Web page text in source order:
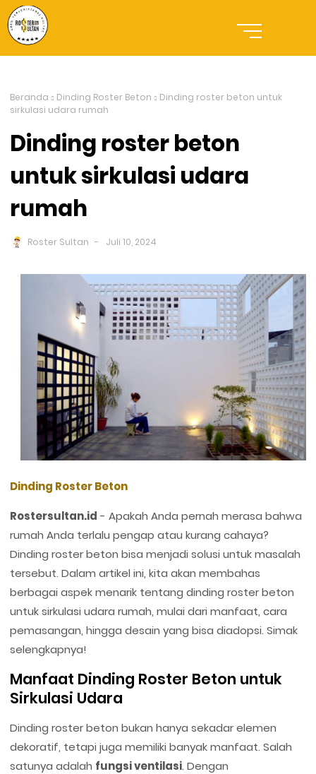
Beranda Dinding Roster Beton
Dinding roster beton untuk
sirkulasi udara rumah
Dinding roster beton
untuk sirkulasi udara
rumah
Roster Sultan Juli 10, 2024
Dinding Roster Beton
Rostersultan.id - Apakah Anda pernah merasa bahwa
rumah Anda terlalu pengap atau kurang cahaya?
Dinding roster beton bisa menjadi solusi untuk masalah
tersebut. Dalam artikel ini, kita akan membahas
berbagai aspek menarik tentang dinding roster beton
untuk sirkulasi udara rumah, mulai dari manfaat, cara
pemasangan, hingga desain yang bisa diadopsi. Simak
selengkapnya!
Manfaat Dinding Roster Beton untuk
Sirkulasi Udara
Dinding roster beton bukan hanya sekadar elemen
dekoratif, tetapi juga memiliki banyak manfaat. Salah
satunya adalah fungsi ventilasi. Dengan